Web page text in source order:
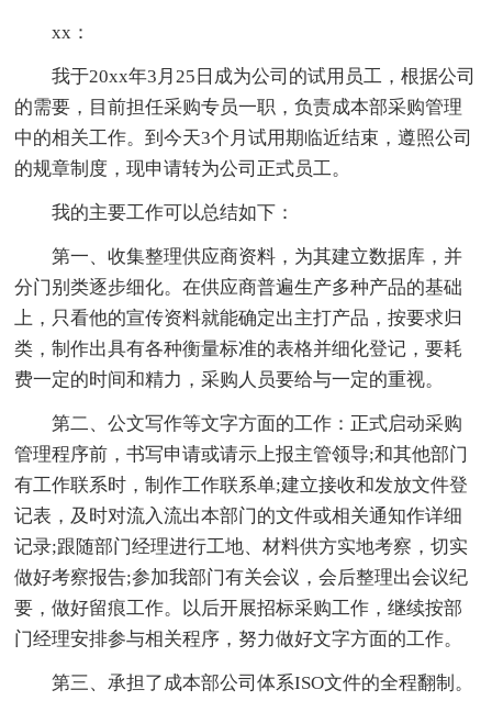
xx：
我于20xx年3月25日成为公司的试用员工，根据公司
的需要，目前担任采购专员一职，负责成本部采购管理
中的相关工作。到今天3个月试用期临近结束，遵照公司
的规章制度，现申请转为公司正式员工。
我的主要工作可以总结如下：
第一、收集整理供应商资料，为其建立数据库，并
分门别类逐步细化。在供应商普遍生产多种产品的基础
上，只看他的宣传资料就能确定出主打产品，按要求归
类，制作出具有各种衡量标准的表格并细化登记，要耗
费一定的时间和精力，采购人员要给与一定的重视。
第二、公文写作等文字方面的工作：正式启动采购
管理程序前，书写申请或请示上报主管领导;和其他部门
有工作联系时，制作工作联系单;建立接收和发放文件登
记表，及时对流入流出本部门的文件或相关通知作详细
记录;跟随部门经理进行工地、材料供方实地考察，切实
做好考察报告;参加我部门有关会议，会后整理出会议纪
要，做好留痕工作。以后开展招标采购工作，继续按部
门经理安排参与相关程序，努力做好文字方面的工作。
第三、承担了成本部公司体系ISO文件的全程翻制。